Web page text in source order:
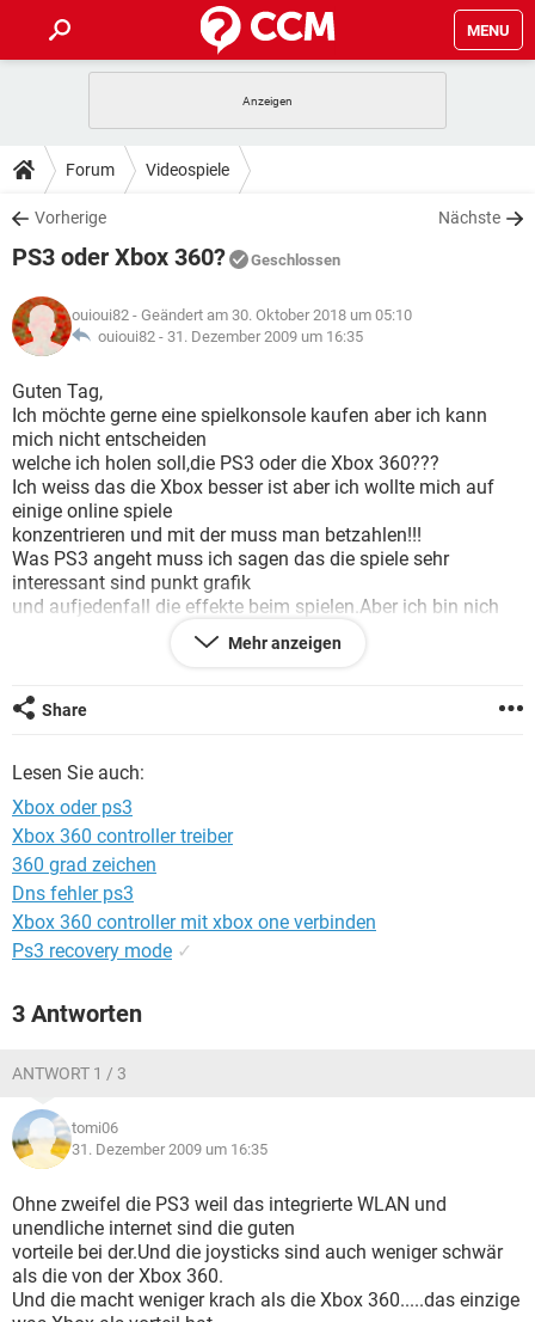
MENU
ANDROID
WINDOWS 10
WHATSAPP TIKTOK
FACEBOOK
TIPPS & TRICKS
SPIELE
WHATSAPP TIKTOK
FACEBOOK
DOWNLOADS
SPIELE STREAMING
ANDROID
WINDOWS 10 INSTAGRAM
WHATSAPP
FACEBOOK HARDWARE
SPIELE STREAMING
ANDROID
WINDOWS 10
WHATSAPP
FACEBOOK HARDWARE
LEXIKON
SPIELE
ANDROID IOS
WINDOWS 10 INSTAGRAM
WHATSAPP
FACEBOOK HARDWARE
Forum Videospiele
Vorherige Nächste
PS3 oder Xbox 360? Geschlossen
ouioui82 - Geändert am 30. Oktober 2018 um 05:10
ouioui82 - 31. Dezember 2009 um 16:35
Guten Tag,
Ich möchte gerne eine spielkonsole kaufen aber ich kann
mich nicht entscheiden
welche ich holen soll,die PS3 oder die Xbox 360???
Ich weiss das die Xbox besser ist aber ich wollte mich auf
einige online spiele
konzentrieren und mit der muss man betzahlen!!!
Was PS3 angeht muss ich sagen das die spiele sehr
interessant sind punkt grafik
und aufjedenfall die effekte beim spielen.Aber ich bin nich
so ein BLUE-RAY freak.
Darum stelle ich meine frage in diesen forum was die beiden
Und hätte gerne eure meinungen dazu um eine klare sicht zu
haben um mich besser
danke im voraus.
Mehr anzeigen
Share
Lesen Sie auch:
Xbox oder ps3
Xbox 360 controller treiber
360 grad zeichen
Dns fehler ps3
Xbox 360 controller mit xbox one verbinden
Ps3 recovery mode ✓
3 Antworten
ANTWORT 1 / 3
tomi06
31. Dezember 2009 um 16:35
Ohne zweifel die PS3 weil das integrierte WLAN und
unendliche internet sind die guten
vorteile bei der.Und die joysticks sind auch weniger schwär
als die von der Xbox 360.
Und die macht weniger krach als die Xbox 360.....das einzige